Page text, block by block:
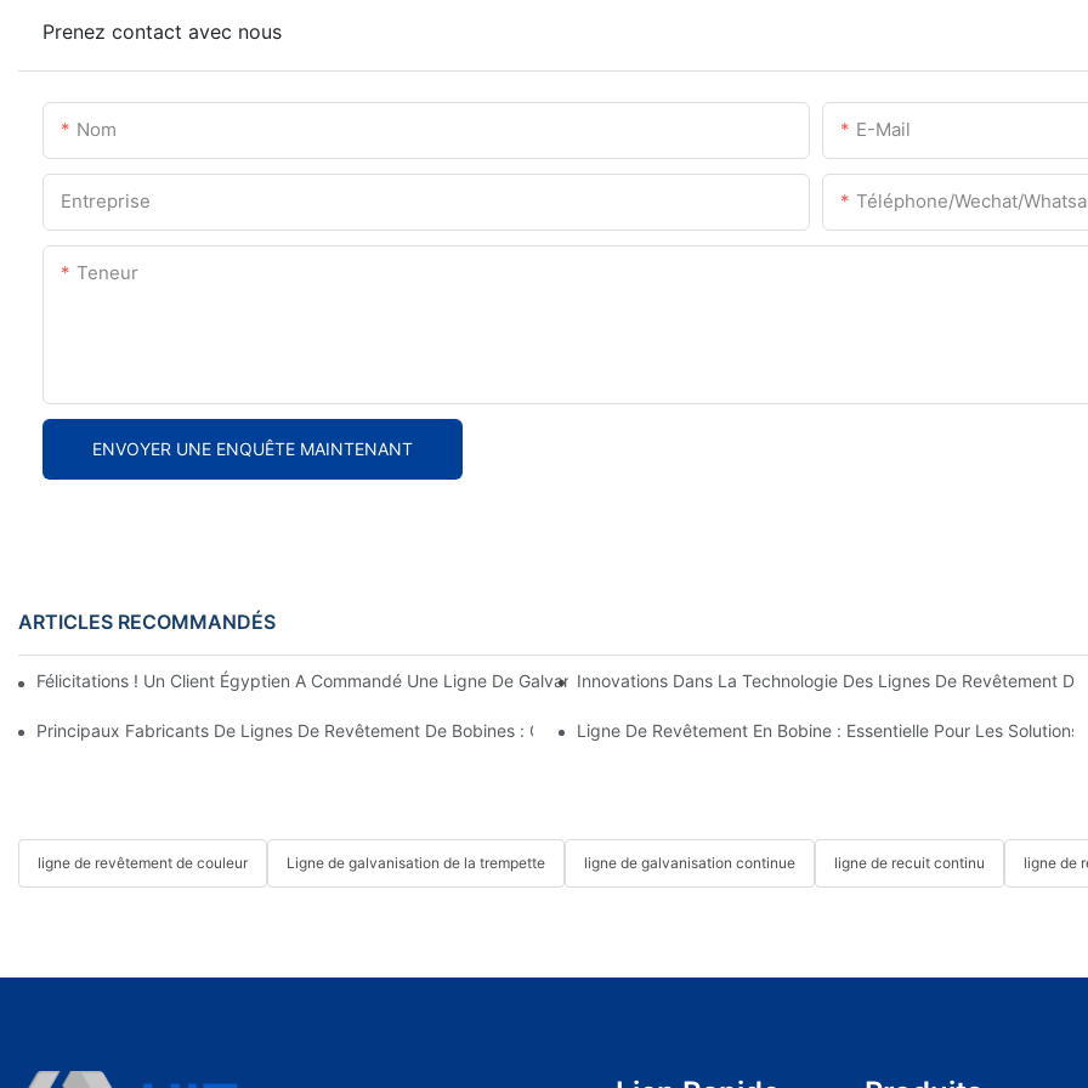
Prenez contact avec nous
Nom E-Mail
Entreprise Téléphone/Wechat/
Teneur
ENVOYER UNE ENQUÊTE MAINTENANT
ARTICLES RECOMMANDÉS
Félicitations ! Un Client Égyptien A Commandé Une Ligne De Galvanisation À Chaud Continue À Double Bain Auprès De HiTo
Innovations Dans La Technologie Des Lignes De Revêtement
Principaux Fabricants De Lignes De Revêtement De Bobines : Guide À L’intention Des Acheteurs
Ligne De Revêtement En Bobine : Essentielle Pour Les
ligne de revêtement de couleur Ligne de galvanisation de la trempette ligne de galvanisation continue ligne de recuit continu ligne de